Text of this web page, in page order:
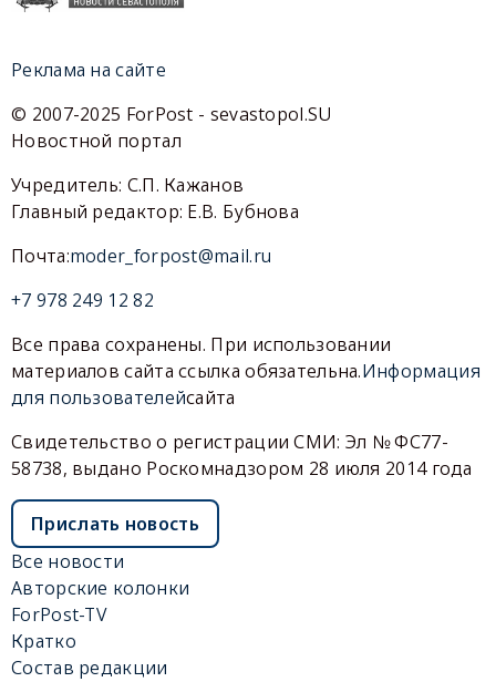
Реклама на сайте
© 2007-2025 ForPost - sevastopol.SU
Новостной портал
Учредитель: С.П. Кажанов
Главный редактор: Е.В. Бубнова
Почта:moder_forpost@mail.ru
+7 978 249 12 82
Все права сохранены. При использовании
материалов сайта ссылка обязательна.Информация
для пользователейсайта
Свидетельство о регистрации СМИ: Эл № ФС77-
58738, выдано Роскомнадзором 28 июля 2014 года
Прислать новость
Все новости
Авторские колонки
ForPost-TV
Кратко
Состав редакции